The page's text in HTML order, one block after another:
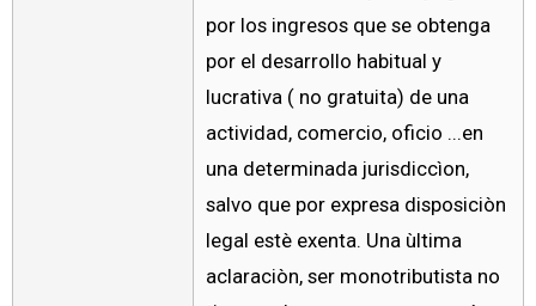
por los ingresos que se obtenga
por el desarrollo habitual y
lucrativa ( no gratuita) de una
actividad, comercio, oficio ...en
una determinada jurisdiccìon,
salvo que por expresa disposiciòn
legal estè exenta. Una ùltima
aclaraciòn, ser monotributista no